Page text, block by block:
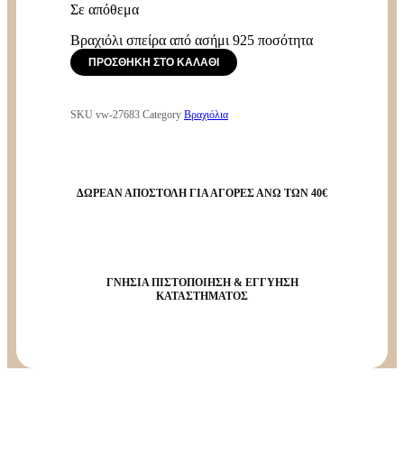
Σε απόθεμα
Βραχιόλι σπείρα από ασήμι 925 ποσότητα
ΠΡΟΣΘΉΚΗ ΣΤΟ ΚΑΛΆΘΙ
SKU vw-27683 Category Βραχιόλια
ΔΩΡΕΑΝ ΑΠΟΣΤΟΛΗ ΓΙΑ ΑΓΟΡΕΣ ΑΝΩ ΤΩΝ 40€
ΓΝΗΣΙΑ ΠΙΣΤΟΠΟΙΗΣΗ & ΕΓΓΥΗΣΗ
ΚΑΤΑΣΤΗΜΑΤΟΣ